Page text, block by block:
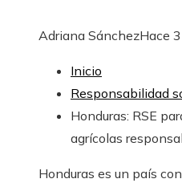
Adriana SánchezHace
Inicio
Responsabilidad
Honduras: RSE
agrícolas
Honduras es un país